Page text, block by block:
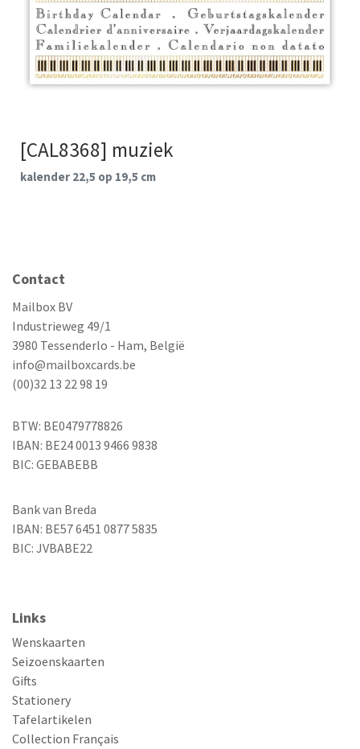
[CAL8368] muziek
kalender 22,5 op 19,5 cm
Contact
Mailbox BV
Industrieweg 49/1
3980 Tessenderlo - Ham, België
info@mailboxcards.be
(00)32 13 22 98 19
BTW: BE0479778826
IBAN: BE24 0013 9466 9838
BIC: GEBABEBB
Bank van Breda
IBAN: BE57 6451 0877 5835
BIC: JVBABE22
Links
Wenskaarten
Seizoenskaarten
Gifts
Stationery
Tafelartikelen
Collection Français